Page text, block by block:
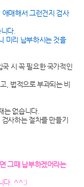
매해서 그런건지 검사
다.
미리 납부하시는 것을
시 꼭 필요한 국가적인
, 법적으로 부과되는 비
는 없습니다.
사하는 절차를 만들기
그때 납부하겠어라는
다. ^^;)